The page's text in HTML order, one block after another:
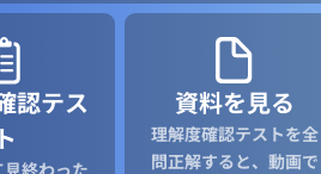
認テス
ト
終わった
資料を見る
理解度確認テストを全
問正解すると、動画で